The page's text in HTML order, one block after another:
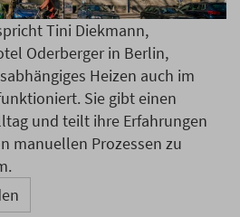
Tini Diekmann,
Oderberger in Berlin,
Heizen auch im
Sie gibt einen
und teilt ihre Erfahrungen
manuellen Prozessen zu